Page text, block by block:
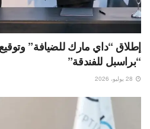
إطلاق “داي مارك للضيافة”
“براسبل للفندقة”